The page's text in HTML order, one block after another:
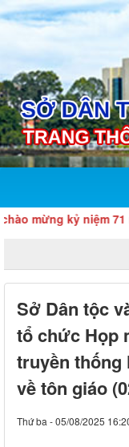
kỷ niệm 71 năm
Sở Dân tộc
tổ chức Họp
truyền thống
về tôn giáo
Thứ ba - 05/08/2025